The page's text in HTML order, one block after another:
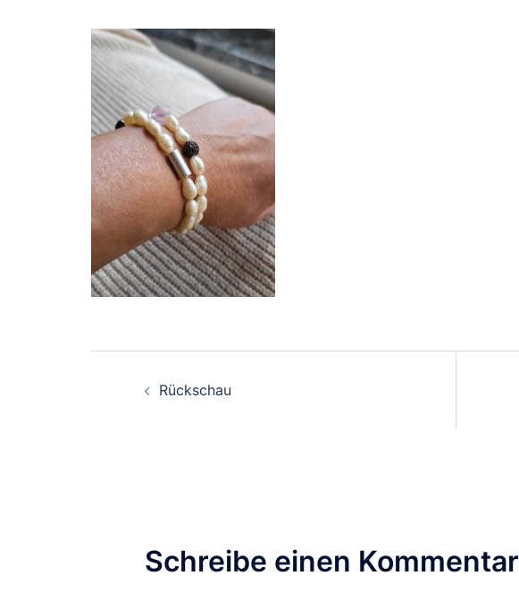
Rückschau
Schreibe einen Kommentar